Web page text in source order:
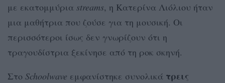
με εκατομμύρια streams, η Κατερίνα Λιόλιου ήταν
μια μαθήτρια που ζούσε για τη μουσική. Οι
περισσότεροι ίσως δεν γνωρίζουν ότι η
τραγουδίστρια ξεκίνησε από τη ροκ σκηνή.
Στο Schoolwave εμφανίστηκε συνολικά τρεις